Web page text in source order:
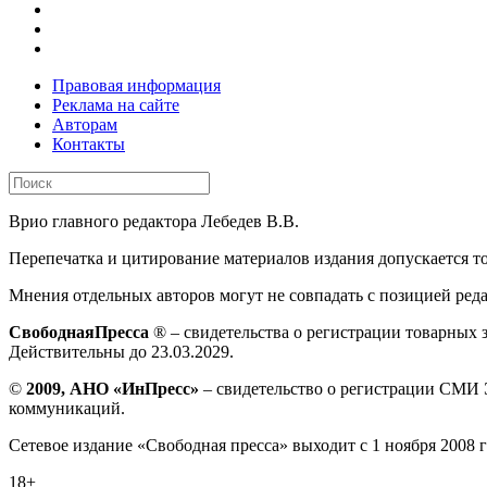
Правовая информация
Реклама на сайте
Авторам
Контакты
Врио главного редактора Лебедев В.В.
Перепечатка и цитирование материалов издания допускается
Мнения отдельных авторов могут не совпадать с позицией
СвободнаяПресса ® – свидетельства о регистрации
Действительны до 23.03.2029.
© 2009, АНО «ИнПресс» – свидетельство о регистрации
коммуникаций.
Сетевое издание «Свободная пресса» выходит с 1 ноября 2008
18+